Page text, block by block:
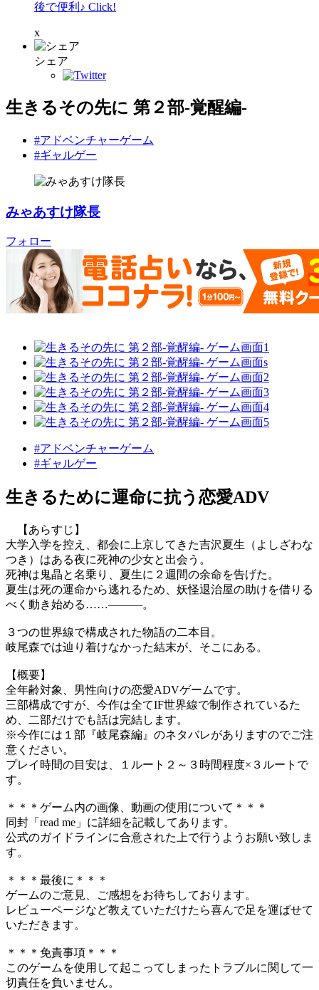
後で便利♪ Click!
x
シェア
生きるその先に 第２部-覚醒編-
#アドベンチャーゲーム
#ギャルゲー
みゃあすけ隊長
フォロー
#アドベンチャーゲーム
#ギャルゲー
生きるために運命に抗う恋愛ADV
【あらすじ】
大学入学を控え、都会に上京してきた吉沢夏生（よしざわな
つき）はある夜に死神の少女と出会う。
死神は鬼晶と名乗り、夏生に２週間の余命を告げた。
夏生は死の運命から逃れるため、妖怪退治屋の助けを借りる
べく動き始める……―――。
３つの世界線で構成された物語の二本目。
岐尾森では辿り着けなかった結末が、そこにある。
【概要】
全年齢対象、男性向けの恋愛ADVゲームです。
三部構成ですが、今作は全てIF世界線で制作されているた
め、二部だけでも話は完結します。
※今作には１部『岐尾森編』のネタバレがありますのでご注
意ください。
プレイ時間の目安は、１ルート２～３時間程度×３ルートで
す。
＊＊＊ゲーム内の画像、動画の使用について＊＊＊
同封「read me」に詳細を記載してあります。
公式のガイドラインに合意された上で行うようお願い致しま
す。
＊＊＊最後に＊＊＊
ゲームのご意見、ご感想をお待ちしております。
レビューページなど教えていただけたら喜んで足を運ばせて
いただきます。
＊＊＊免責事項＊＊＊
このゲームを使用して起こってしまったトラブルに関して一
切責任を負いません。